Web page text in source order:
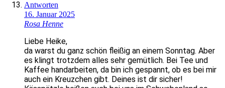
Antworten
16. Januar 2025
Rosa Henne
Liebe Heike,
da warst du ganz schön fleißig an einem Sonntag. Aber
es klingt trotzdem alles sehr gemütlich. Bei Tee und
Kaffee handarbeiten, da bin ich gespannt, ob es bei mir
auch ein Kreuzchen gibt. Deines ist dir sicher!